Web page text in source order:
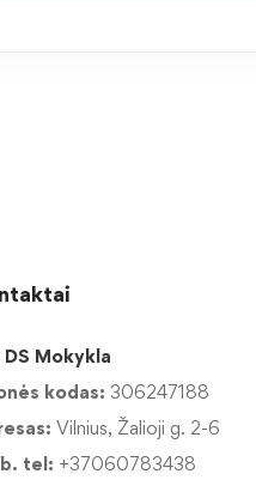
DS Mokykla
kodas: 306247188
Vilnius, Žalioji g. 2-6
tel: +37060783438